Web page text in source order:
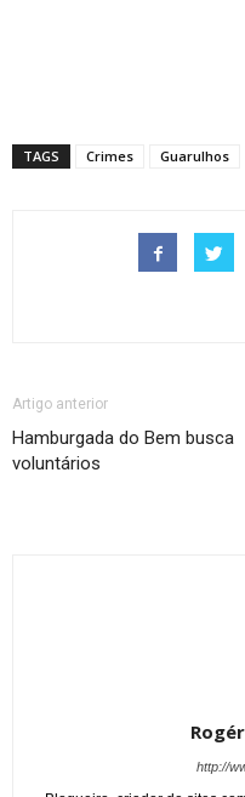
TAGS Crimes Guarulhos
Artigo anterior
Hamburgada do Bem busca
voluntários
http://